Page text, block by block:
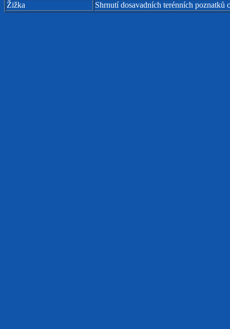
Žižka
Shrnutí dosavadních terénních